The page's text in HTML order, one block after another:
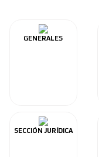
GENERALES
SECCIÓN JURÍDICA